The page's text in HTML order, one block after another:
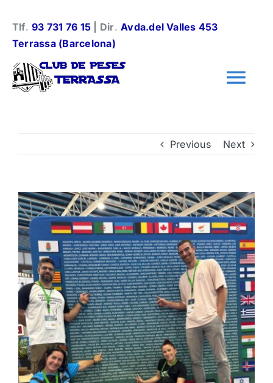
content
Tlf.93 731 76 15 | Dir. Avda.del Valles 453
Terrassa (Barcelona)
Halterofilia Infantil
Instalaciones y normas
Horarios
Noticias y novedades
Servicios
Previous Next